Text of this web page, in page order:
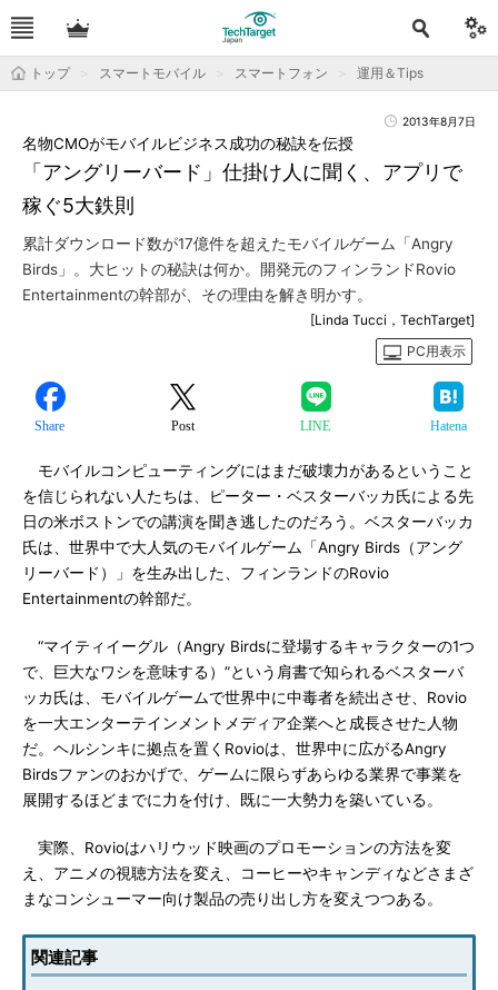
トップ スマートモバイル スマートフォン 運用＆Tips
2013年8月7日
「アングリーバード」仕掛け人に聞く、アプリで
稼ぐ5大鉄則
名物CMOがモバイルビジネス成功の秘訣を伝授
累計ダウンロード数が17億件を超えたモバイルゲーム「Angry
Birds」。大ヒットの秘訣は何か。開発元のフィンランドRovio
Entertainmentの幹部が、その理由を解き明かす。
[Linda Tucci，TechTarget]
PC用表示
Share Post LINE Hatena
モバイルコンピューティングにはまだ破壊力があるということ
を信じられない人たちは、ピーター・ベスターバッカ氏による先
日の米ボストンでの講演を聞き逃したのだろう。ベスターバッカ
氏は、世界中で大人気のモバイルゲーム「Angry Birds（アング
リーバード）」を生み出した、フィンランドのRovio
Entertainmentの幹部だ。
“マイティイーグル（Angry Birdsに登場するキャラクターの1つ
で、巨大なワシを意味する）”という肩書で知られるベスターバ
ッカ氏は、モバイルゲームで世界中に中毒者を続出させ、Rovio
を一大エンターテインメントメディア企業へと成長させた人物
だ。ヘルシンキに拠点を置くRovioは、世界中に広がるAngry
Birdsファンのおかげで、ゲームに限らずあらゆる業界で事業を
展開するほどまでに力を付け、既に一大勢力を築いている。
実際、Rovioはハリウッド映画のプロモーションの方法を変
え、アニメの視聴方法を変え、コーヒーやキャンディなどさまざ
まなコンシューマー向け製品の売り出し方を変えつつある。
関連記事